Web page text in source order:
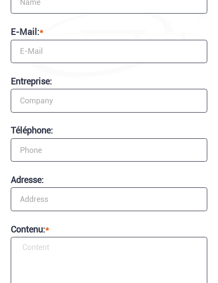
E-Mail:*
Entreprise:
Téléphone:
Adresse:
Contenu:*